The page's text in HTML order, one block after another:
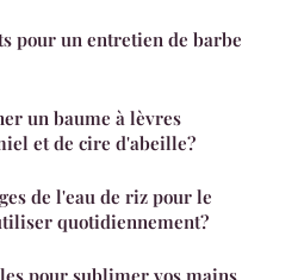
pour un entretien de barbe
un baume à lèvres
et de cire d'abeille?
de l'eau de riz pour le
quotidiennement?